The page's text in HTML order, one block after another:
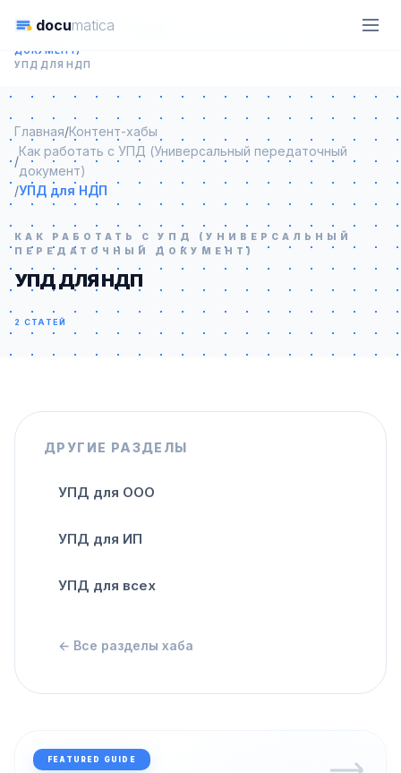
documatica
ГЛАВНАЯ
КОНТЕНТ-ХАБЫ
ДОКУМЕНТ)
УПД ДЛЯ НДП
Главная/Контент-хабы
/
Как работать с УПД (Универсальный передаточный
документ)
/УПД для НДП
КАК РАБОТАТЬ С УПД (УНИВЕРСАЛЬНЫЙ
ПЕРЕДАТОЧНЫЙ ДОКУМЕНТ)
УПД ДЛЯ НДП
2 СТАТЕЙ
ДРУГИЕ РАЗДЕЛЫ
УПД для ООО
УПД для ИП
УПД для всех
← Все разделы хаба
FEATURED GUIDE